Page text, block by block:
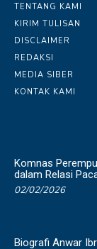
TENTANG KAMI
KIRIM TULISAN
DISCLAIMER
REDAKSI
MEDIA SIBER
KONTAK KAMI
Komnas
dalam Relasi
02/02/2026
Biografi Anwar